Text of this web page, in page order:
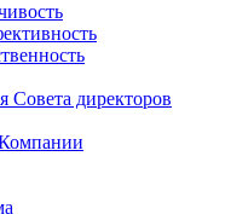
Совета директоров